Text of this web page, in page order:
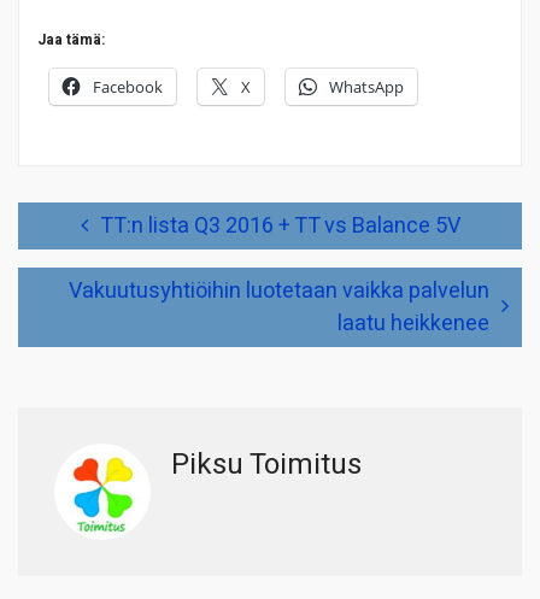
Jaa tämä:
Facebook X WhatsApp
Artikkelien TT:n lista Q3 2016 + TT vs Balance 5V
Vakuutusyhtiöihin luotetaan vaikka palvelun
laatu heikkenee
Piksu Toimitus